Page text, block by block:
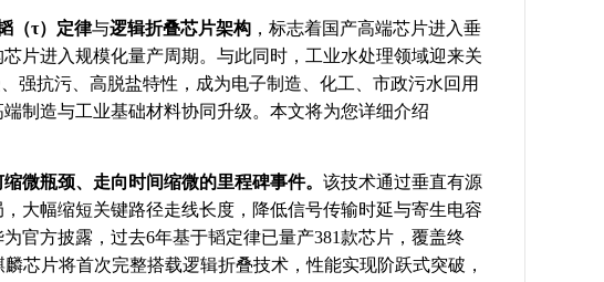
（τ）定律与逻辑折叠芯片架构，标志着国产高端芯片进入垂
片进入规模化量产周期。与此同时，工业水处理领域迎来关
强抗污、高脱盐特性，成为电子制造、化工、市政污水回用
制造与工业基础材料协同升级。 本文将为您详细介绍
微瓶颈、走向时间缩微的里程碑事件。 该技术通过垂直有源
大幅缩短关键路径走线长度，降低信号传输时延与寄生电容
官方披露，过去6年基于韬定律已量产381款芯片，覆盖终
芯片将首次完整搭载逻辑折叠技术，性能实现阶跃式突破，